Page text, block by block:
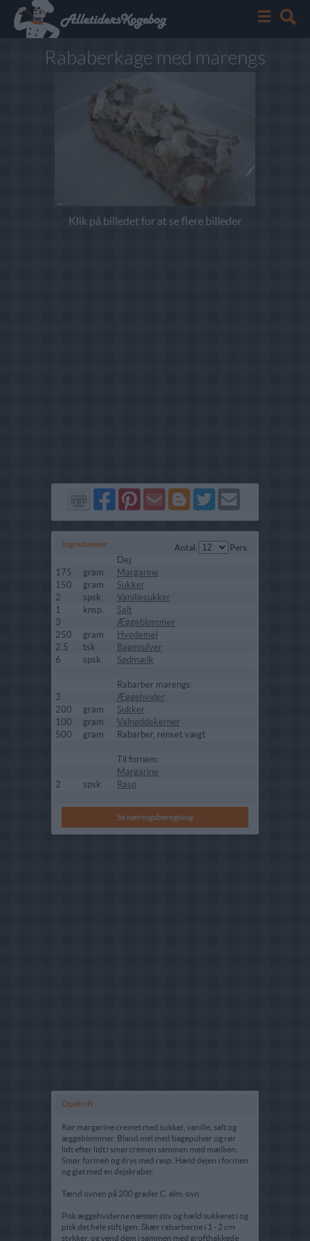
Rababerkage med marengs
Klik på billedet for at se flere billeder
Del
på
Del
på
Send
via
Del
på
Del
på
Send
Ingredienser Antal: Pers.
Dej:
175
gram
Margarine
150
gram
Sukker
2
spsk.
Vaniljesukker
1
knsp.
Salt
3
Æggeblommer
250
gram
Hvedemel
2.5
tsk.
Bagepulver
6
spsk. Sødmælk
Rabarber marengs:
3
Æggehvider
200
gram
Sukker
100
gram
Valnøddekerner
500
gram Rabarber, renset vægt
Til fornem:
Margarine
2
spsk. Rasp
Se næringsberegning
Opskrift
Rør margarine cremet med sukker, vanille, salt og
æggeblommer. Bland mel med bagepulver og rør
lidt efter lidt i smørcremen sammen med mælken.
Smør formen og drys med rasp. Hæld dejen i formen
og glat med en dejskraber.
Tænd ovnen på 200 grader C. alm. ovn.
Pisk æggehviderne næsten stiv og hæld sukkeret i og
pisk det hele stift igen. Skær rabarberne i 1 - 2 cm
stykker, og vend dem i sammen med grofthakkede